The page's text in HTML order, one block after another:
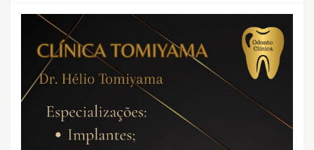
CRIMES QUE ABALARAM O BRASIL